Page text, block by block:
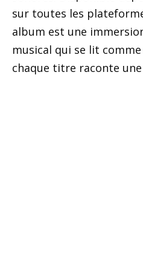
sur toutes les
album est une
musical qui se lit
chaque titre raconte